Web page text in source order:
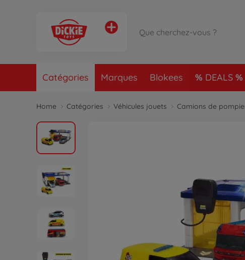
Catégories Marques Blokees DEALS
Home Catégories Véhicules jouets Camions de